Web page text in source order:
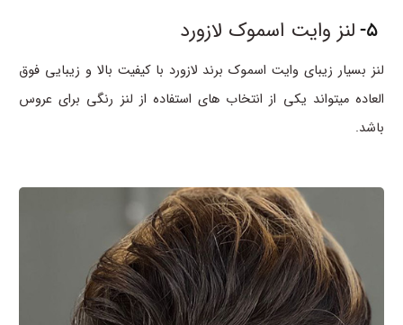
5- لنز وایت اسموک لازورد
لنز بسیار زیبای وایت اسموک برند لازورد با کیفیت بالا و زیبایی فوق
العاده میتواند یکی از انتخاب های استفاده از لنز رنگی برای عروس
باشد.